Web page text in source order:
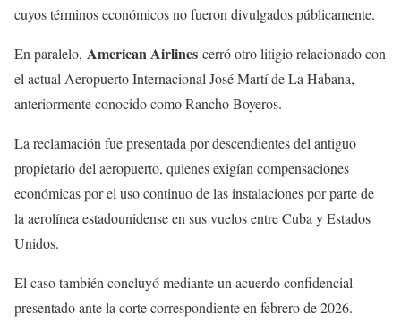
cuyos términos económicos no fueron divulgados públicamente.
En paralelo, American Airlines cerró otro litigio relacionado con
el actual Aeropuerto Internacional José Martí de La Habana,
anteriormente conocido como Rancho Boyeros.
La reclamación fue presentada por descendientes del antiguo
propietario del aeropuerto, quienes exigían compensaciones
económicas por el uso continuo de las instalaciones por parte de
la aerolínea estadounidense en sus vuelos entre Cuba y Estados
Unidos.
El caso también concluyó mediante un acuerdo confidencial
presentado ante la corte correspondiente en febrero de 2026.